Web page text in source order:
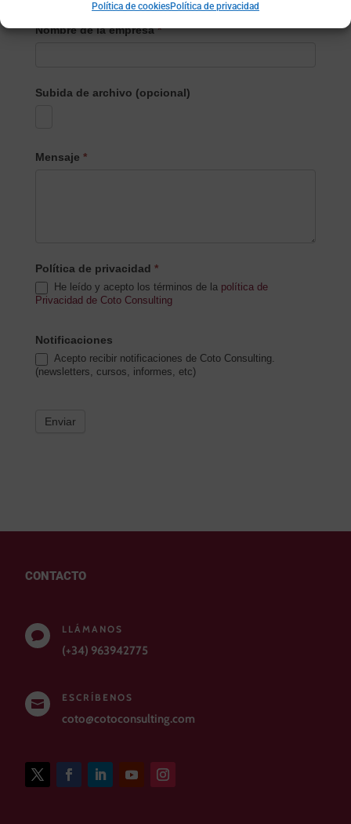
Política de cookiesPolítica de privacidad
Nombre de la empresa*
Subida de archivo (opcional)
Mensaje *
Política de privacidad *
He leído y acepto los términos de la política de
Privacidad de Coto Consulting
Notificaciones
Acepto recibir notificaciones de Coto Consulting.
(newsletters, cursos, informes, etc)
Enviar
CONTACTO

LLÁMANOS
(+34) 963942775

ESCRÍBENOS
coto@cotoconsulting.com